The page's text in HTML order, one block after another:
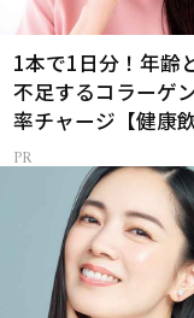
1本で1日分！年齢
不足するコラーゲ
率チャージ【健康飲